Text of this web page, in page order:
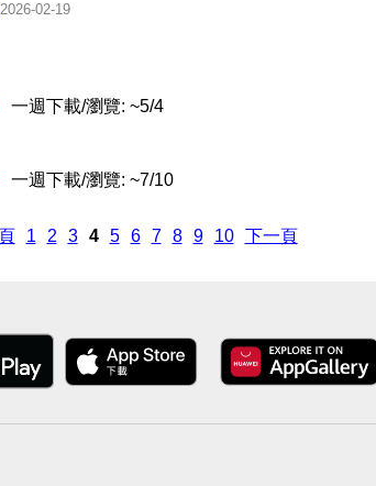
2026-02-19
一週下載/瀏覽: ~5/4
一週下載/瀏覽: ~7/10
1 2 3 4 5 6 7 8 9 10 下一頁